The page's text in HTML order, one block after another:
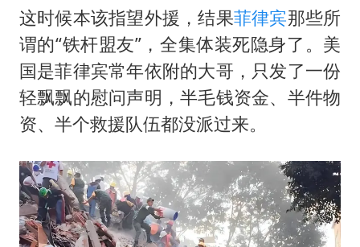
这时候本该指望外援，结果菲律宾那些所
谓的“铁杆盟友”，全集体装死隐身了。美
国是菲律宾常年依附的大哥，只发了一份
轻飘飘的慰问声明，半毛钱资金、半件物
资、半个救援队伍都没派过来。